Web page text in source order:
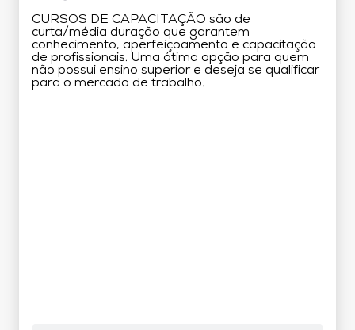
CURSOS DE CAPACITAÇÃO são de
curta/média duração que garantem
conhecimento, aperfeiçoamento e capacitação
de profissionais. Uma ótima opção para quem
não possui ensino superior e deseja se qualificar
para o mercado de trabalho.